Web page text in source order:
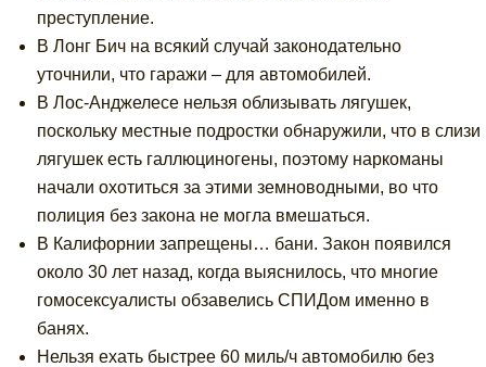
преступление.
В Лонг Бич на всякий случай законодательно
уточнили, что гаражи – для автомобилей.
В Лос-Анджелесе нельзя облизывать лягушек,
поскольку местные подростки обнаружили, что в слизи
лягушек есть галлюциногены, поэтому наркоманы
начали охотиться за этими земноводными, во что
полиция без закона не могла вмешаться.
В Калифорнии запрещены… бани. Закон появился
около 30 лет назад, когда выяснилось, что многие
гомосексуалисты обзавелись СПИДом именно в
банях.
Нельзя ехать быстрее 60 миль/ч автомобилю без